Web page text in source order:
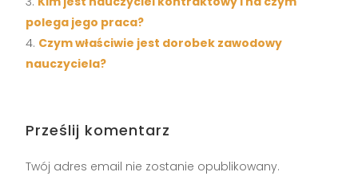
polega jego praca?
Czym właściwie jest dorobek zawodowy
nauczyciela?
Prześlij komentarz
Twój adres email nie zostanie opublikowany.